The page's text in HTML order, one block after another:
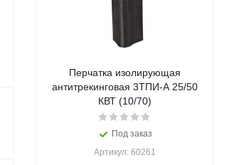
Перчатка изолирующая
антитрекинговая 3ТПИ-А 25/50
КВТ (10/70)
Под заказ
Артикул: 60261